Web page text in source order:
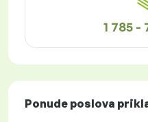
1 785 -
Ponude poslova